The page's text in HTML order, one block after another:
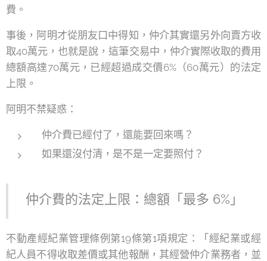
費。
事後，阿明才從朋友口中得知，仲介其實還另外向賣方收
取40萬元，也就是說，這筆交易中，仲介實際收取的費用
總額高達70萬元，已經超過成交價6%（60萬元）的法定
上限。
阿明不禁疑惑：
仲介費已經付了，還能要回來嗎？
如果還沒付清，是不是一定要照付？
仲介費的法定上限：總額「最多 6%」
不動產經紀業管理條例第19條第1項規定：「經紀業或經
紀人員不得收取差價或其他報酬，其經營仲介業務者，並